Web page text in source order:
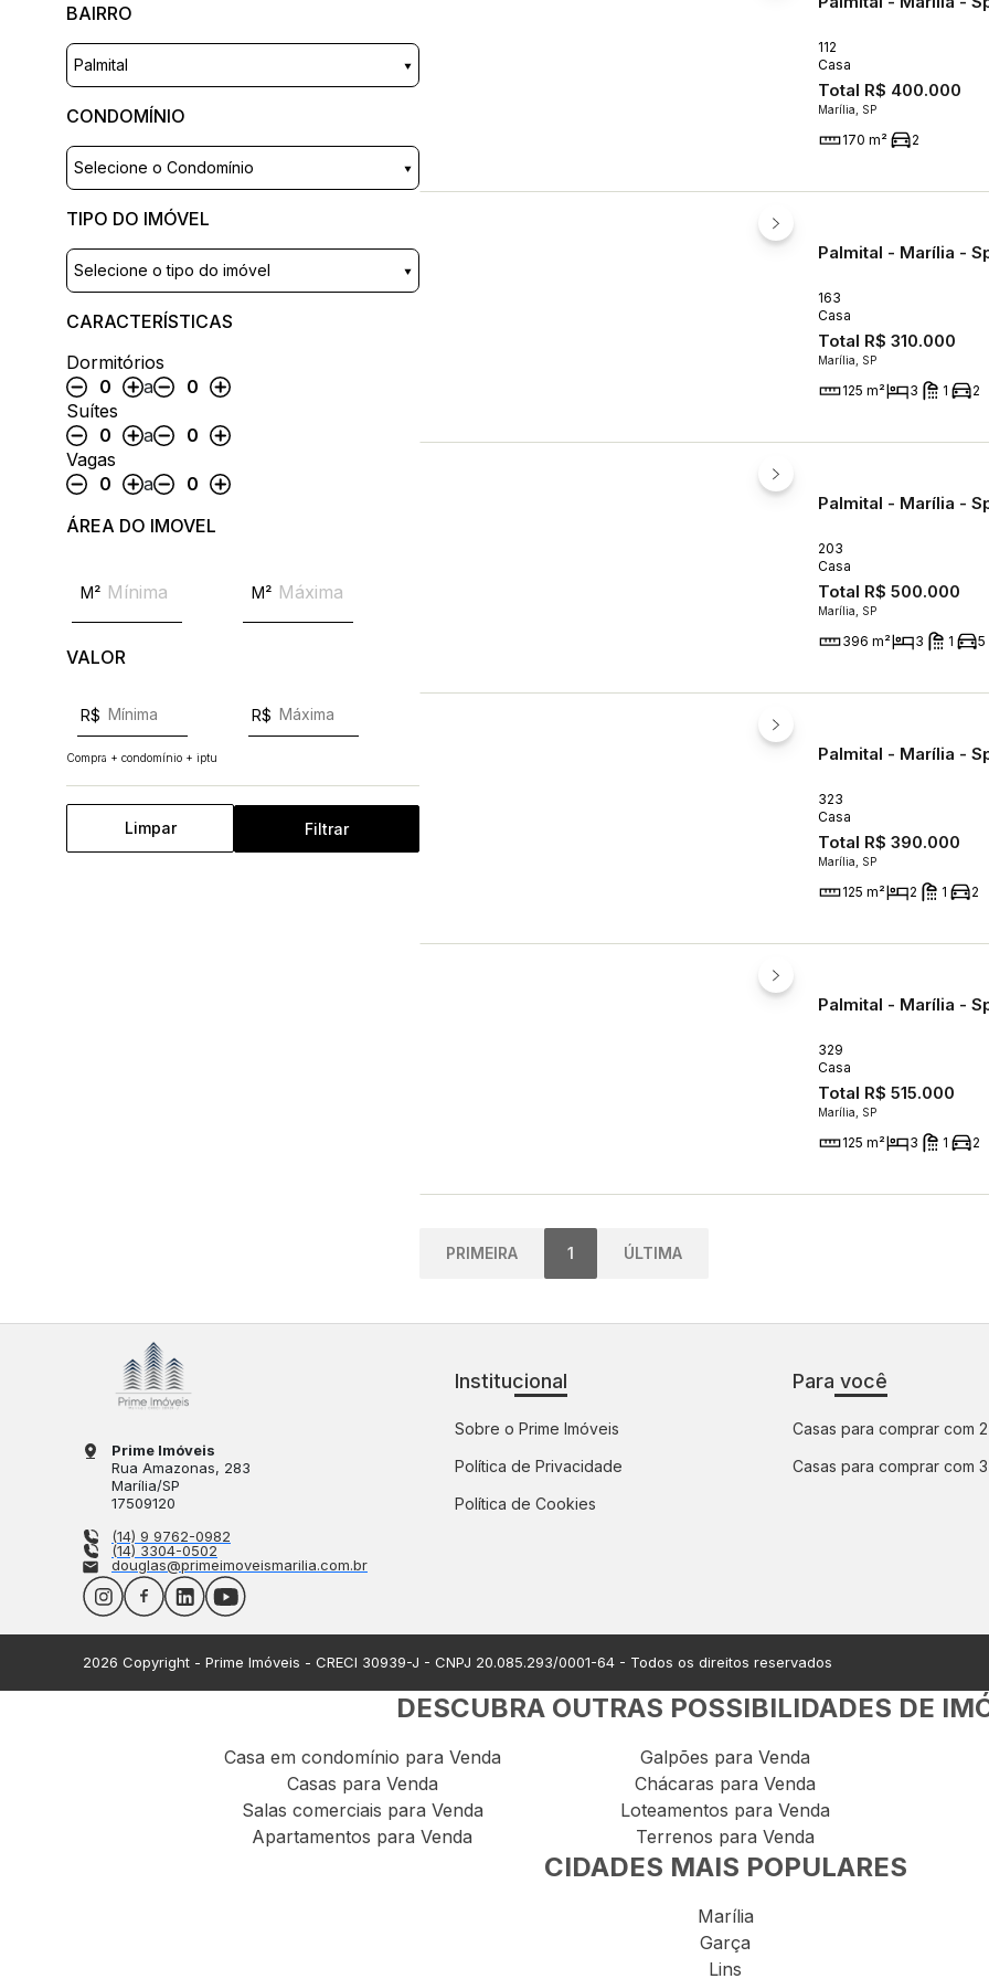
BAIRRO
Palmital
CONDOMÍNIO
Selecione o Condomínio
TIPO DO IMÓVEL
Selecione o tipo do imóvel
CARACTERÍSTICAS
Dormitórios
0
a
0
Suítes
0
a
0
Vagas
0
a
0
ÁREA DO IMOVEL
M² M²
VALOR
R$ R$
Compra + condomínio + iptu
Limpar Filtrar
112
Casa
Total R$ 400.000
Marília, SP
170 m² 2
Palmital - Marília -
163
Casa
Total R$ 310.000
Marília, SP
125 m² 3 1 2
Palmital - Marília -
203
Casa
Total R$ 500.000
Marília, SP
396 m² 3 1 5
Palmital - Marília -
323
Casa
Total R$ 390.000
Marília, SP
125 m² 2 1 2
Palmital - Marília -
329
Casa
Total R$ 515.000
Marília, SP
125 m² 3 1 2
PRIMEIRA 1 ÚLTIMA
Prime Imóveis
Rua Amazonas, 283
Marília/SP
17509120
(14) 9 9762-0982
(14) 3304-0502
douglas@primeimoveismarilia.com.br
Institucional
Sobre o Prime Imóveis
Política de Privacidade
Política de Cookies
Para você
Casas para comprar com
Casas para comprar com
2026 Copyright - Prime Imóveis - CRECI 30939-J - CNPJ 20.085.293/0001-64 - Todos os direitos reservados
DESCUBRA OUTRAS POSSIBILIDADES DE
Casa em condomínio para Venda
Casas para Venda
Salas comerciais para Venda
Apartamentos para Venda
Galpões para Venda
Chácaras para Venda
Loteamentos para Venda
Terrenos para Venda
CIDADES MAIS POPULARES
Marília
Garça
Lins